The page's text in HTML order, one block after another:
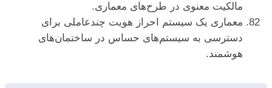
مالکیت معنوی در طرح‌های معماری.
معماری یک سیستم احراز هویت چندعاملی برای
دسترسی به سیستم‌های حساس در ساختمان‌های
هوشمند.